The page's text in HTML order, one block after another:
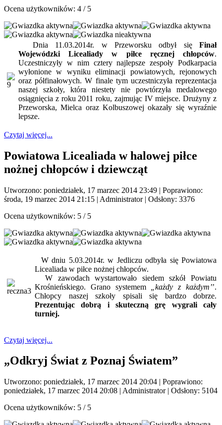
Ocena użytkowników: 4 / 5
Dnia 11.03.2014r. w Przeworsku odbył się Finał
Wojewódzki Licealiady w piłce ręcznej chłopców.
Uczestniczyły w nim cztery najlepsze zespoły Podkarpacia
wyłonione w wyniku eliminacji powiatowych, rejonowych
oraz półfinałowych. W finale tym uczestniczyła reprezentacja
naszej szkoły, która niestety nie powtórzyła medalowego
osiągnięcia z roku 2011 roku, zajmując IV miejsce. Drużyny z
Przeworska, Mielca oraz Kolbuszowej okazały się wyraźnie
lepsze.
Czytaj więcej...
Powiatowa Licealiada w halowej piłce
nożnej chłopców i dziewcząt
Utworzono: poniedziałek, 17 marzec 2014 23:49 | Poprawiono:
środa, 19 marzec 2014 21:15 | Administrator| Odsłony: 3376
Ocena użytkowników: 5 / 5
W dniu 5.03.2014r. w Jedliczu odbyła się Powiatowa
Licealiada w piłce nożnej chłopców.
W zawodach wystartowało siedem szkół Powiatu
Krośnieńskiego. Grano systemem
„każdy z każdym’’.
Chłopcy naszej szkoły spisali się bardzo dobrze.
Prezentując dobrą i skuteczną grę wygrali cały
turniej.
Czytaj więcej...
„Odkryj Świat z Poznaj Światem”
Utworzono: poniedziałek, 17 marzec 2014 20:04 | Poprawiono:
poniedziałek, 17 marzec 2014 20:08 | Administrator| Odsłony: 5104
Ocena użytkowników: 5 / 5